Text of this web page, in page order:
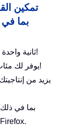
ثانية واحدة للتبديل بين عشرات المستندات المفتوحة!
يوفر لك مئات النقرات يوميًا، وقل وداعًا لألم يد الفأرة!
Excel)، تمامًا كما في Chrome وEdge وFirefox.